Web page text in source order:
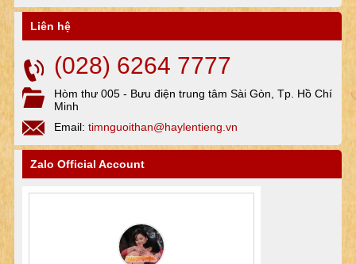
Liên hệ
(028) 6264 7777
Hòm thư 005 - Bưu điện trung tâm Sài Gòn, Tp. Hồ Chí
Minh
Email: timnguoithan@haylentieng.vn
Zalo Official Account